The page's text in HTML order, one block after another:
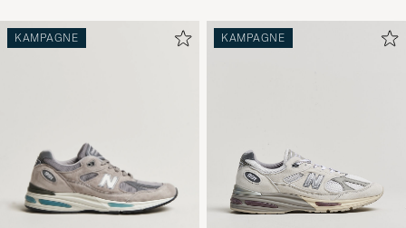
KAMPAGNE KAMPAGNE